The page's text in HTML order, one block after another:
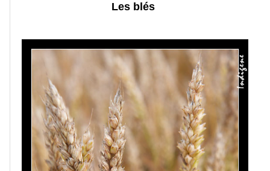
Faune
Oiseaux
Les blés